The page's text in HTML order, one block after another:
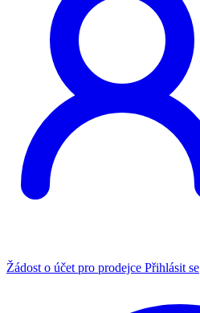
Žádost o účet pro prodejce Přihlásit se